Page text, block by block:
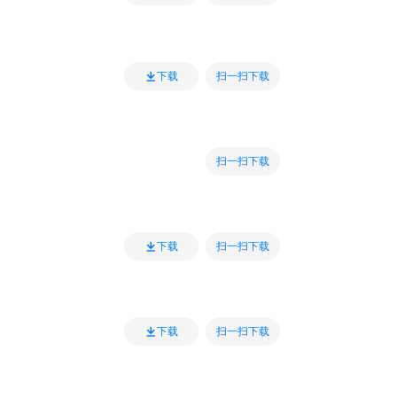
下载 扫一扫下载
扫一扫下载
下载 扫一扫下载
下载 扫一扫下载